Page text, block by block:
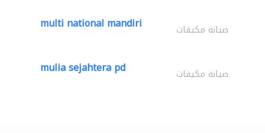
multi national mandiri صيانة مكيفات
mulia sejahtera pd صيانة مكيفات